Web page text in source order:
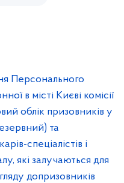
Персонального
в місті Києві комісії
облік призовників у
та
спеціалістів і
які залучаються для
допризовників